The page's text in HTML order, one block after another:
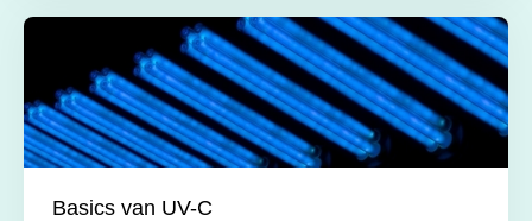
Basics van UV-C